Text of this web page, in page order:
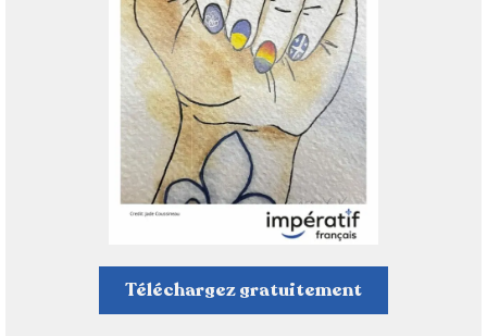
Téléchargez gratuitement